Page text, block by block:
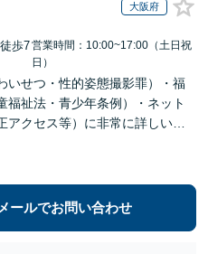
大阪府
歩7営業時間：10:00~17:00（土日祝
日）
いせつ・性的姿態撮影罪）・福
福祉法・青少年条例）・ネット
クセス等）に非常に詳しい弁
メールでお問い合わせ